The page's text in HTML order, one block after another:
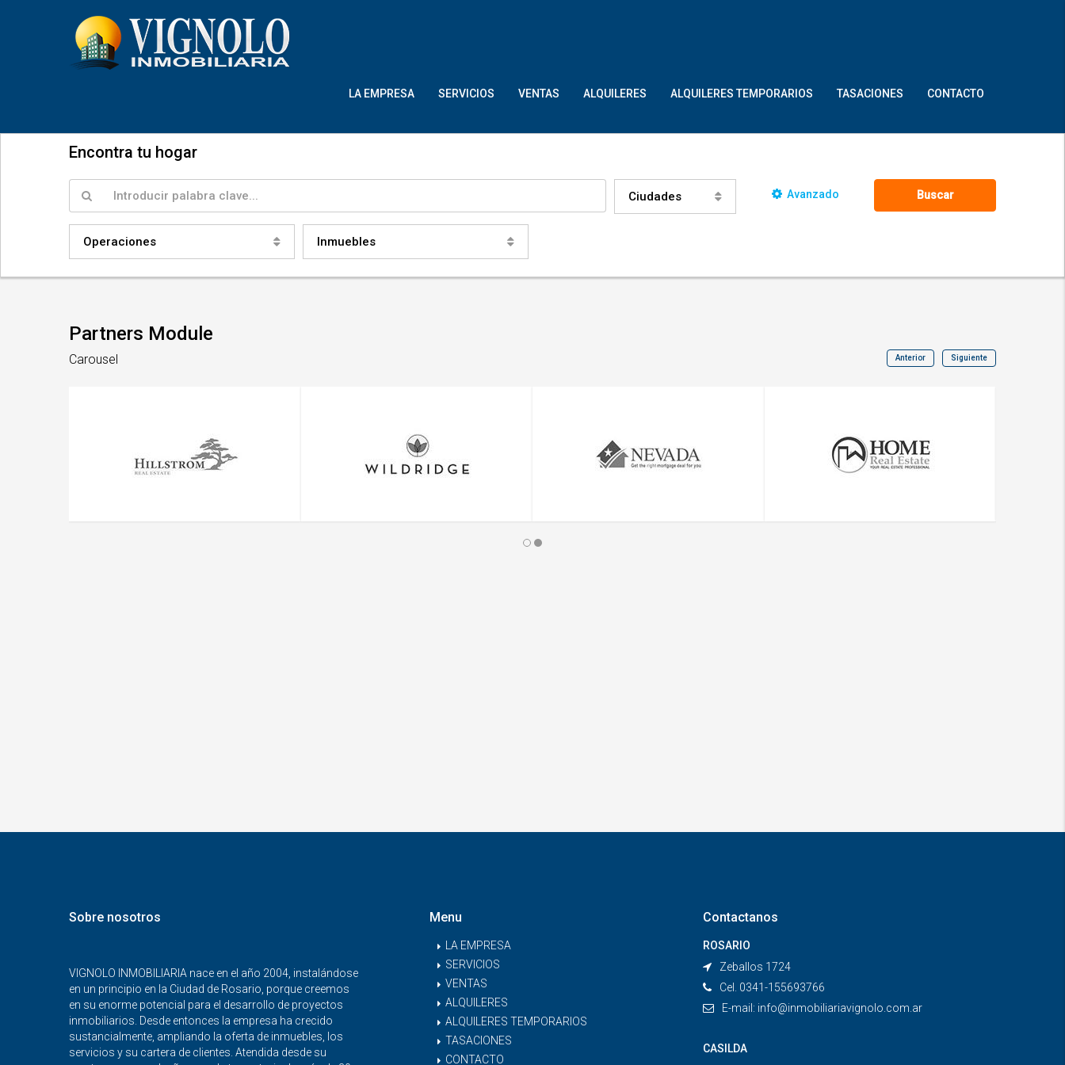
LA EMPRESA SERVICIOS VENTAS ALQUILERES ALQUILERES TEMPORARIOS TASACIONES CONTACTO
Encontra tu hogar
Ciudades Avanzado Buscar
Operaciones Inmuebles
Partners Module
Carousel Anterior Siguiente
Sobre nosotros
VIGNOLO INMOBILIARIA nace en el año 2004, instalándose
en un principio en la Ciudad de Rosario, porque creemos
en su enorme potencial para el desarrollo de proyectos
inmobiliarios. Desde entonces la empresa ha crecido
sustancialmente, ampliando la oferta de inmuebles, los
servicios y su cartera de clientes. Atendida desde su
Menu
LA EMPRESA
SERVICIOS
VENTAS
ALQUILERES
ALQUILERES TEMPORARIOS
TASACIONES
CONTACTO
Contactanos
ROSARIO
Zeballos 1724
Cel. 0341-155693766
E-mail: info@inmobiliariavignolo.com.ar
CASILDA